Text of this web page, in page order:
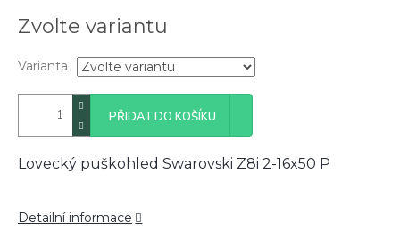
cena:
Zvolte variantu
Varianta
PŘIDAT DO KOŠÍKU
Lovecký puškohled Swarovski Z8i 2-16x50 P
Detailní informace